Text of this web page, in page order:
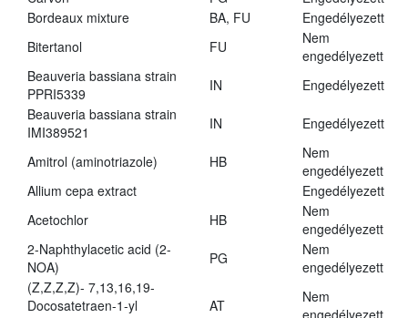
Bordeaux mixture
BA, FU
Engedélyezett
Bitertanol
FU
Nem
engedélyezett
Beauveria bassiana strain
PPRI5339
IN
Engedélyezett
Beauveria bassiana strain
IMI389521
IN Engedélyezett
Amitrol (aminotriazole) HB
Nem
engedélyezett
Allium cepa extract
Engedélyezett
Acetochlor
HB
Nem
engedélyezett
2-Naphthylacetic acid (2-
NOA)
PG
Nem
engedélyezett
(Z,Z,Z,Z)- 7,13,16,19-
Docosatetraen-1-yl
AT
Nem